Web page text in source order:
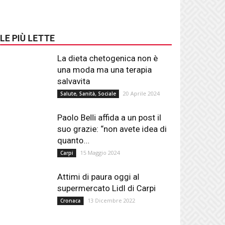
LE PIÙ LETTE
La dieta chetogenica non è
una moda ma una terapia
salvavita
Salute, Sanità, Sociale 20 Aprile 2024
Paolo Belli affida a un post il
suo grazie: “non avete idea di
quanto...
Carpi 15 Maggio 2024
Attimi di paura oggi al
supermercato Lidl di Carpi
Cronaca 13 Dicembre 2022